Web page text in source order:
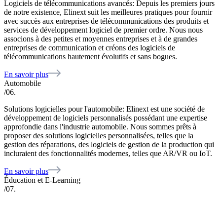
Logiciels de télécommunications avancés: Depuis les premiers jours
de notre existence, Elinext suit les meilleures pratiques pour fournir
avec succès aux entreprises de télécommunications des produits et
services de développement logiciel de premier ordre. Nous nous
associons à des petites et moyennes entreprises et à de grandes
entreprises de communication et créons des logiciels de
télécommunications hautement évolutifs et sans bogues.
En savoir plus
Automobile
/06.
Solutions logicielles pour l'automobile: Elinext est une société de
développement de logiciels personnalisés possédant une expertise
approfondie dans l'industrie automobile. Nous sommes prêts à
proposer des solutions logicielles personnalisées, telles que la
gestion des réparations, des logiciels de gestion de la production qui
incluraient des fonctionnalités modernes, telles que AR/VR ou IoT.
En savoir plus
Éducation et E-Learning
/07.